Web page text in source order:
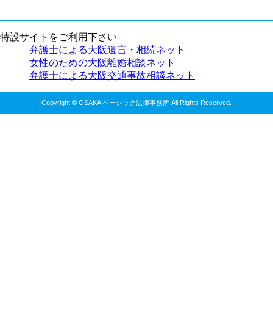
特設サイトをご利用下さい
弁護士による大阪遺言・相続ネット
女性のための大阪離婚相談ネット
弁護士による大阪交通事故相談ネット
Copyright © OSAKA ベーシック法律事務所 All Rights Reserved.